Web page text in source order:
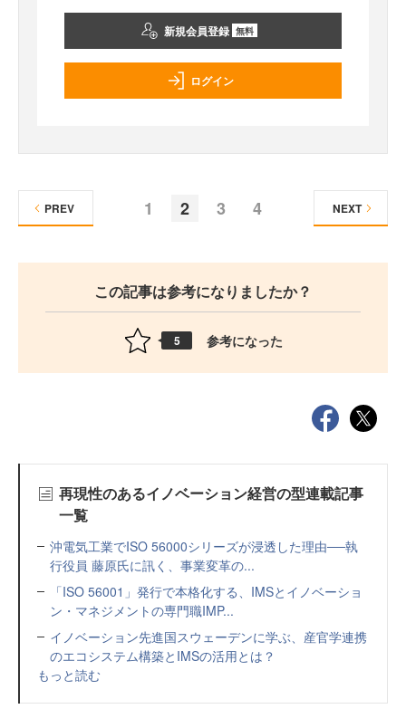
新規会員登録 無料
ログイン
1 2 3 4
PREV NEXT
この記事は参考になりましたか？
5 参考になった
再現性のあるイノベーション経営の型連載記事
一覧
沖電気工業でISO 56000シリーズが浸透した理由──執
行役員 藤原氏に訊く、事業変革の...
「ISO 56001」発行で本格化する、IMSとイノベーショ
ン・マネジメントの専門職IMP...
イノベーション先進国スウェーデンに学ぶ、産官学連携
のエコシステム構築とIMSの活用とは？
もっと読む